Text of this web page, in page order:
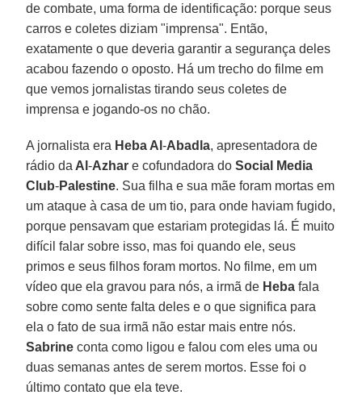
de combate, uma forma de identificação: porque seus
carros e coletes diziam "imprensa". Então,
exatamente o que deveria garantir a segurança deles
acabou fazendo o oposto. Há um trecho do filme em
que vemos jornalistas tirando seus coletes de
imprensa e jogando-os no chão.
A jornalista era Heba Al-Abadla, apresentadora de
rádio da Al-Azhar e cofundadora doSocial Media
Club-Palestine. Sua filha e sua mãe foram mortas em
um ataque à casa de um tio, para onde haviam fugido,
porque pensavam que estariam protegidas lá. É muito
difícil falar sobre isso, mas foi quando ele, seus
primos e seus filhos foram mortos. No filme, em um
vídeo que ela gravou para nós, a irmã de Heba fala
sobre como sente falta deles e o que significa para
ela o fato de sua irmã não estar mais entre nós.
Sabrine conta como ligou e falou com eles uma ou
duas semanas antes de serem mortos. Esse foi o
último contato que ela teve.